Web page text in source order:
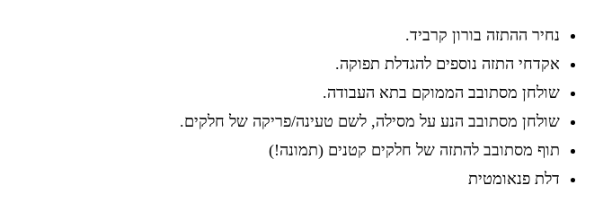
נחיר ההתזה בורון קרביד.
אקדחי התזה נוספים להגדלת תפוקה.
שולחן מסתובב הממוקם בתא העבודה.
שולחן מסתובב הנע על מסילה, לשם טעינה/פריקה של חלקים.
תוף מסתובב להתזה של חלקים קטנים (תמונה!)
דלת פנאומטית